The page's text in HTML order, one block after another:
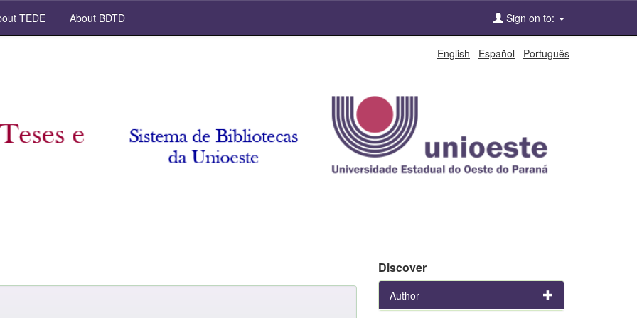
TEDE About BDTD Sign on to:
English Español Português
Discover
Author